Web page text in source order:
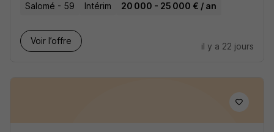
Salomé - 59 Intérim 20 000 - 25 000 € / an
Voir l’offre
il y a 22 jours